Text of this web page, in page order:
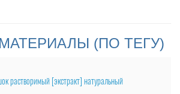
(ПО ТЕГУ)
растворимый [экстракт] натуральный